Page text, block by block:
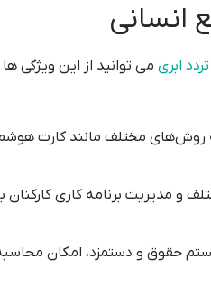
انسانی
تردد ابری می توانید از این ویژگی
مختلف مانند کارت
و مدیریت برنامه کاری
حقوق و دستمزد، امکان